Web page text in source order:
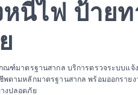
หนีไฟ ป้าย
ณฑ์มาตรฐานสากล บริการตรวจระบบแจ้ง
ตามหลักมาตรฐานสากล พร้อมออกรายง
งปลอดภัย